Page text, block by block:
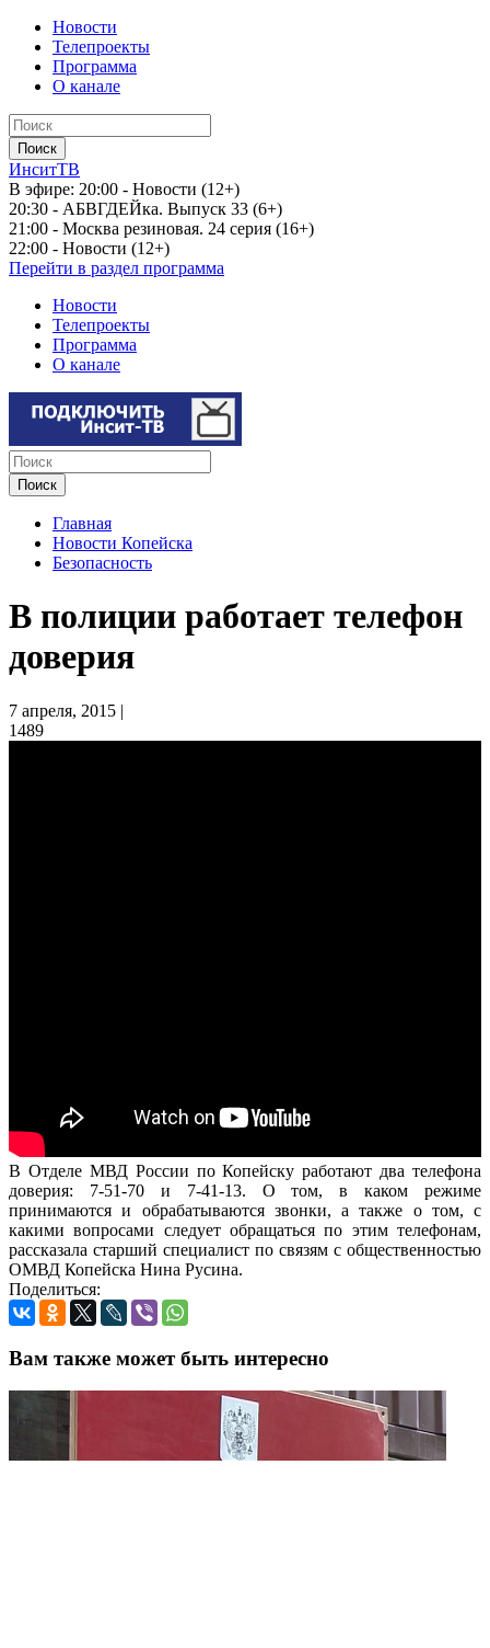
Новости
Телепроекты
Программа
О канале
ИнситТВ
В эфире: 20:00 - Новости (12+)
20:30 - АБВГДЕЙка. Выпуск 33 (6+)
21:00 - Москва резиновая. 24 серия (16+)
22:00 - Новости (12+)
Перейти в раздел программа
Новости
Телепроекты
Программа
О канале
Главная
Новости Копейска
Безопасность
В полиции работает телефон
доверия
7 апреля, 2015 |
1489
В Отделе МВД России по Копейску работают два телефона
доверия: 7-51-70 и 7-41-13. О том, в каком режиме
принимаются и обрабатываются звонки, а также о том, с
какими вопросами следует обращаться по этим телефонам,
рассказала старший специалист по связям с общественностью
ОМВД Копейска Нина Русина.
Поделиться:
Вам также может быть интересно